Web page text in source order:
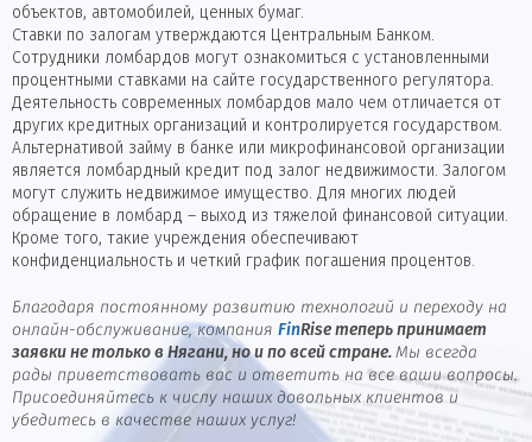
объектов, автомобилей, ценных бумаг.
Ставки по залогам утверждаются Центральным Банком.
Сотрудники ломбардов могут ознакомиться с установленными
процентными ставками на сайте государственного регулятора.
Деятельность современных ломбардов мало чем отличается от
других кредитных организаций и контролируется государством.
Альтернативой займу в банке или микрофинансовой организации
является ломбардный кредит под залог недвижимости. Залогом
могут служить недвижимое имущество. Для многих людей
обращение в ломбард – выход из тяжелой финансовой ситуации.
Кроме того, такие учреждения обеспечивают
конфиденциальность и четкий график погашения процентов.
Благодаря постоянному развитию технологий и переходу на
онлайн-обслуживание, компания FinRise теперь принимает
заявки не только в Нягани, но и по всей стране. Мы всегда
рады приветствовать вас и ответить на все ваши вопросы.
Присоединяйтесь к числу наших довольных клиентов и
убедитесь в качестве наших услуг!